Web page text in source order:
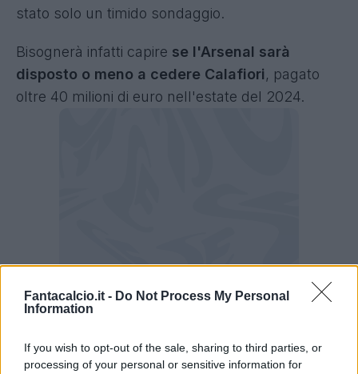
Fantacalcio.it - Do Not Process My Personal
Information
If you wish to opt-out of the sale, sharing to third parties, or
processing of your personal or sensitive information for
stato solo un timido sondaggio.
Bisognerà infatti capire se l'Arsenal sarà
disposto o meno a cedere Calafiori, pagato
oltre 40 milioni di euro nell'estate del 2024.
Euroleghe, i numeri di Calafiori